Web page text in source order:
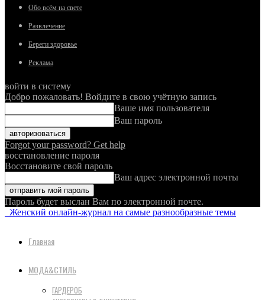
Обо всём на свете
Развлечение
Береги здоровье
Реклама
войти в систему
Добро пожаловать! Войдите в свою учётную запись
Ваше имя пользователя
Ваш пароль
Forgot your password? Get help
восстановление пароля
Восстановите свой пароль
Ваш адрес электронной почты
Пароль будет выслан Вам по электронной почте.
Женский онлайн-журнал на самые разнообразные темы
Главная
МОДА&СТИЛЬ
ГАРДЕРОБ